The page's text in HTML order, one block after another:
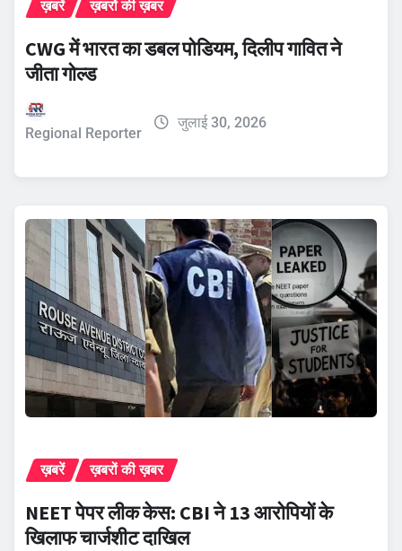
ख़बरें ख़बरों की ख़बर
CWG में भारत का डबल पोडियम, दिलीप गावित ने
जीता गोल्ड
Regional Reporter
जुलाई 30, 2026
ख़बरें ख़बरों की ख़बर
NEET पेपर लीक केस: CBI ने 13 आरोपियों के
खिलाफ चार्जशीट दाखिल